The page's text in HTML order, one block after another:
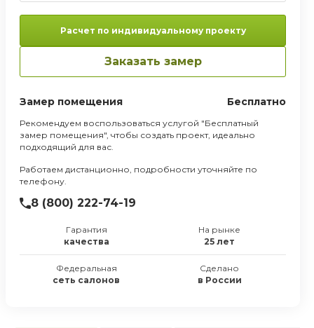
Расчет по индивидуальному проекту
Заказать замер
Замер помещения Бесплатно
Рекомендуем воспользоваться услугой "Бесплатный
замер помещения", чтобы создать проект, идеально
подходящий для вас.
Работаем дистанционно, подробности уточняйте по
телефону.
8 (800) 222-74-19
Гарантия
качества
На рынке
25 лет
Федеральная
сеть салонов
Сделано
в России